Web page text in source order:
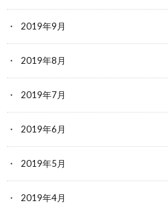
2019年9月
2019年8月
2019年7月
2019年6月
2019年5月
2019年4月